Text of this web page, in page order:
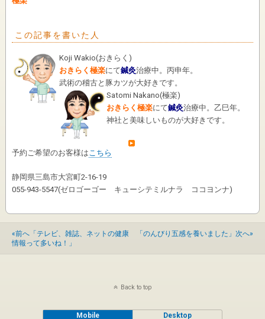
この記事を書いた人
Koji Wakio(おきらく )
おきらく極楽にて鍼灸治療中。丙申年。
武術の稽古と豚カツが大好きです。
Satomi Nakano(極楽)
おきらく極楽にて鍼灸治療中。乙巳年。
神社と美味しいものが大好きです。
予約ご希望のお客様は こちら
静岡県三島市大宮町2-16-19
055-943-5547(ゼロゴーゴー キューシテミルナラ ココヨンナ)
«前へ「テレビ、雑誌、ネットの健康
情報って多いね！」
「のんびり五感を養いました」次へ»
Back to top
Mobile Desktop